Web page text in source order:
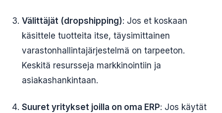
Välittäjät (dropshipping): Jos et koskaan
käsittele tuotteita itse, täysimittainen
varastonhallintajärjestelmä on tarpeeton.
Keskitä resursseja markkinointiin ja
asiakashankintaan.
Suuret yritykset joilla on oma ERP: Jos käytät